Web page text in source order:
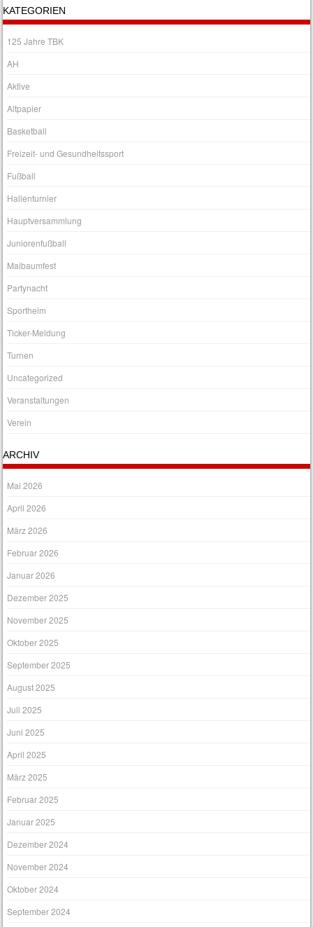
KATEGORIEN
125 Jahre TBK
AH
Aktive
Altpapier
Basketball
Freizeit- und Gesundheitssport
Fußball
Hallenturnier
Hauptversammlung
Juniorenfußball
Maibaumfest
Partynacht
Sportheim
Ticker-Meldung
Turnen
Uncategorized
Veranstaltungen
Verein
ARCHIV
Mai 2026
April 2026
März 2026
Februar 2026
Januar 2026
Dezember 2025
November 2025
Oktober 2025
September 2025
August 2025
Juli 2025
Juni 2025
April 2025
März 2025
Februar 2025
Januar 2025
Dezember 2024
November 2024
Oktober 2024
September 2024